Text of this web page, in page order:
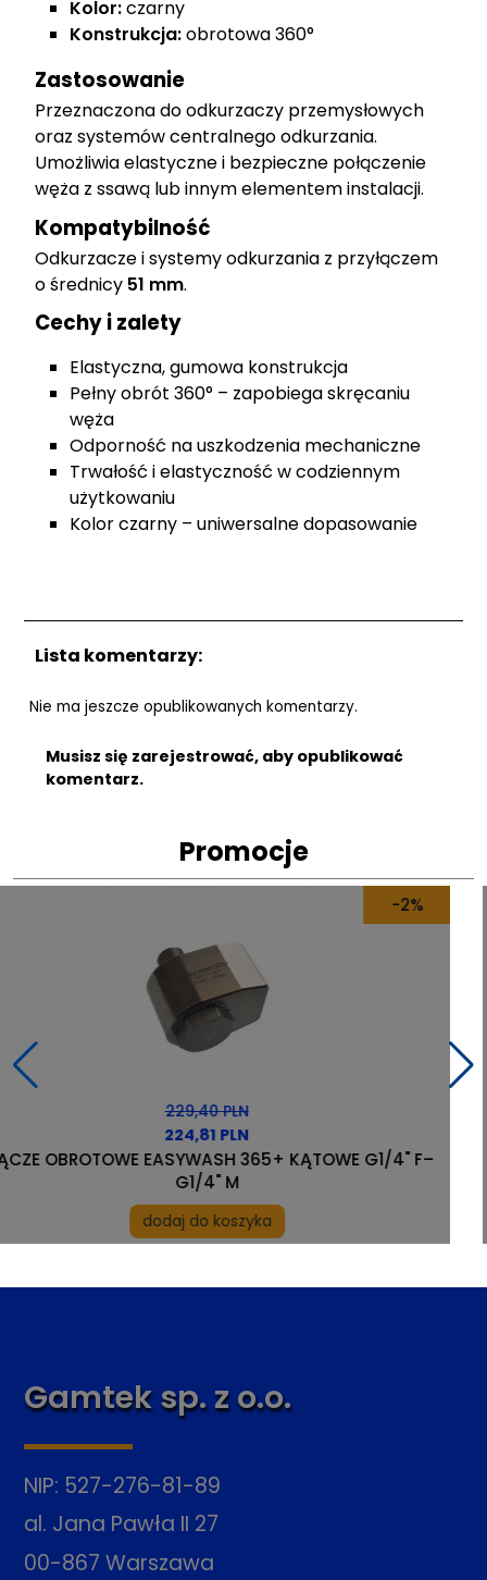
Kolor:czarny
Konstrukcja:obrotowa 360°
Zastosowanie
Przeznaczona do odkurzaczy przemysłowych
oraz systemów centralnego odkurzania.
Umożliwia elastyczne i bezpieczne połączenie
węża z ssawą lub innym elementem instalacji.
Kompatybilność
Odkurzacze i systemy odkurzania z przyłączem
o średnicy 51 mm.
Cechy i zalety
Elastyczna, gumowa konstrukcja
Pełny obrót 360° – zapobiega skręcaniu
węża
Odporność na uszkodzenia mechaniczne
Trwałość i elastyczność w codziennym
użytkowaniu
Kolor czarny – uniwersalne dopasowanie
Lista komentarzy:
Nie ma jeszcze opublikowanych komentarzy.
Musisz się zarejestrować, aby opublikować
komentarz.
Promocje
1 905,27 PLN
1 733,80 PLN
POMPA HAWK NMT 1220L LEWA
dodaj do koszyka
Gamtek sp. z o.o.
NIP: 527-276-81-89
al. Jana Pawła II 27
00-867 Warszawa